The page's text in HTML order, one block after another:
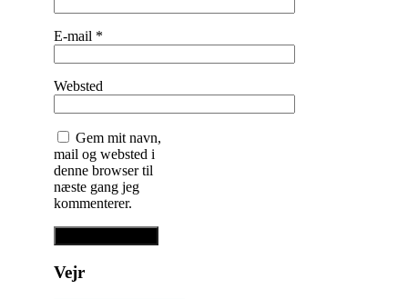
E-mail *
Websted
Gem mit navn,
mail og websted i
denne browser til
næste gang jeg
kommenterer.
Vejr